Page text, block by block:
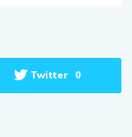
Twitter 0